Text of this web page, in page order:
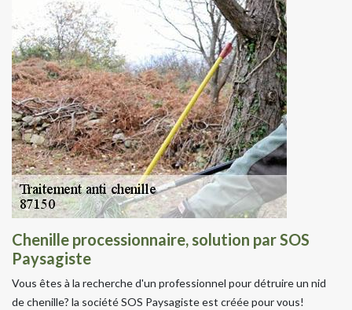
Chenille processionnaire, solution par SOS
Paysagiste
Vous êtes à la recherche d'un professionnel pour détruire un nid
de chenille? la société SOS Paysagiste est créée pour vous!